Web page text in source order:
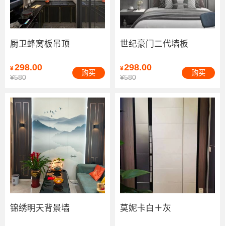
厨卫蜂窝板吊顶
¥298.00
¥580
购买
世纪豪门二代墙板
¥298.00
¥580
购买
锦绣明天背景墙 莫妮卡白＋灰